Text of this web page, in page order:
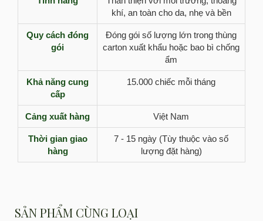
khí, an toàn cho da, nhẹ và bền
Quy cách đóng
gói
Đóng gói số lượng lớn trong thùng
carton xuất khẩu hoặc bao bì chống
ẩm
Khả năng cung
cấp
15.000 chiếc mỗi tháng
Cảng xuất hàng Việt Nam
Thời gian giao
hàng
7 - 15 ngày (Tùy thuộc vào số
lượng đặt hàng)
SẢN PHẨM CÙNG LOẠI